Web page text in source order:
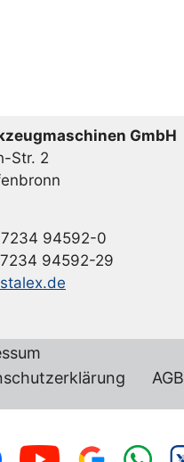
GmbH
Str. 2
94592-0
94592-29
AGB